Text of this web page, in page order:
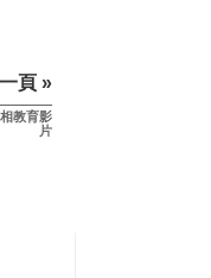
頁 »
教育影
片